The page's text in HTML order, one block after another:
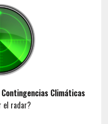
Climáticas
el radar?